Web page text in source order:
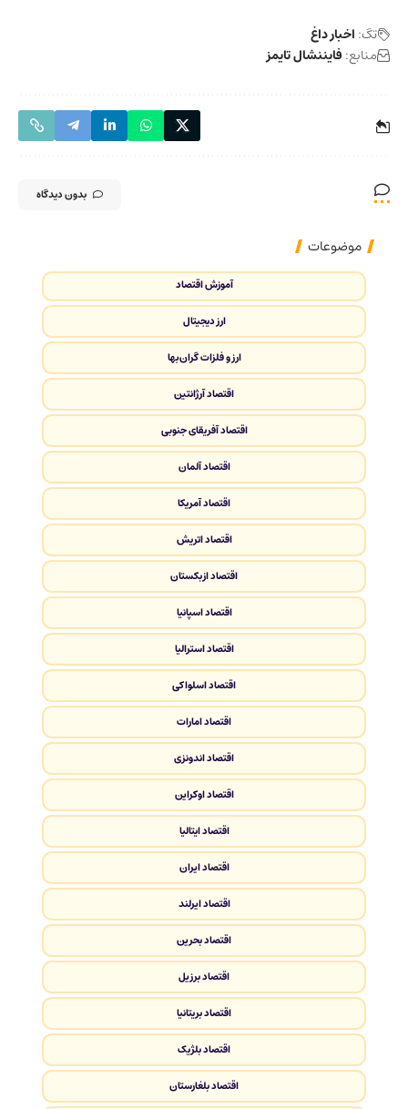
تگ: اخبار داغ
منابع: فایننشال تایمز
بدون دیدگاه
موضوعات
آموزش اقتصاد
ارز دیجیتال
ارز و فلزات گران‌بها
اقتصاد آرژانتین
اقتصاد آفریقای جنوبی
اقتصاد آلمان
اقتصاد آمریکا
اقتصاد اتریش
اقتصاد ازبکستان
اقتصاد اسپانیا
اقتصاد استرالیا
اقتصاد اسلواکی
اقتصاد امارات
اقتصاد اندونزی
اقتصاد اوکراین
اقتصاد ایتالیا
اقتصاد ایران
اقتصاد ایرلند
اقتصاد بحرین
اقتصاد برزیل
اقتصاد بریتانیا
اقتصاد بلژیک
اقتصاد بلغارستان